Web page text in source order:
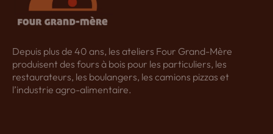
Depuis plus de 40 ans, les ateliers Four Grand-Mère
produisent des fours à bois pour les particuliers, les
restaurateurs, les boulangers, les camions pizzas et
l’industrie agro-alimentaire.